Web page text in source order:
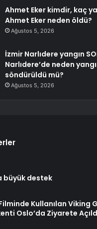
Ahmet Eker kimdir, kaç
Ahmet Eker neden öldü?
Ağustos 5, 2026
İzmir Narlıdere yangın
Narlıdere’de neden
söndürüldü mü?
Ağustos 5, 2026
büyük destek
Kullanılan Viking
Oslo’da Ziyarete